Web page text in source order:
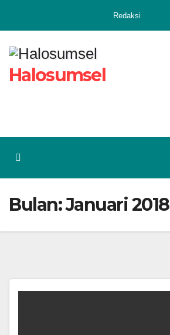
Redaksi
Halosumsel
Bulan:Januari 2018